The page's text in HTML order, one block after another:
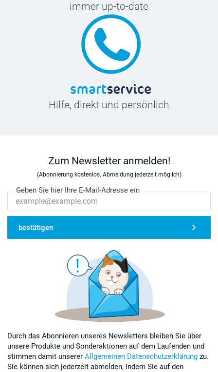
immer up-to-date
Hilfe, direkt und persönlich
Zum Newsletter anmelden!
(Abonnierung kostenlos. Abmeldung jederzeit möglich)
Geben Sie hier Ihre E-Mail-Adresse ein
bestätigen
Durch das Abonnieren unseres Newsletters bleiben Sie über
unsere Produkte und Sonderaktionen auf dem Laufenden und
stimmen damit unserer Allgemeinen Datenschutzerklärung zu.
Sie können sich jederzeit abmelden, indem Sie auf den